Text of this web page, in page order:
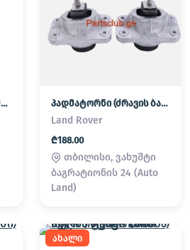
ძრავის საყრდენი (პადმატორნი) პადმატორნი (ძრავის ბალიში) LAND ROVER
Land Rover
₾188.00
თბილისი, ვახუშტი
ბაგრატიონის 24 (Auto
Land)
ახალი